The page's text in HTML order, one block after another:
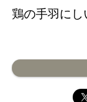
鶏の手羽にし